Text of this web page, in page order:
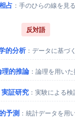
占 ：手のひらの線を見
反対語
的分析：データに基づ
理的推論：論理を用いた
実証研究 ：実験による検
予測 ：統計データを用